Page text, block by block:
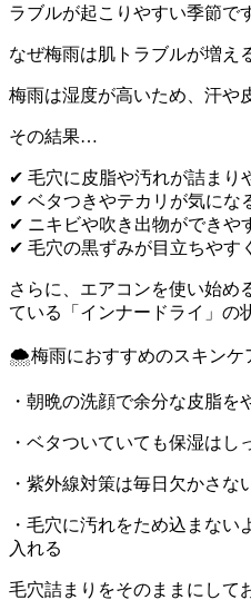
ラブルが起こりやすい季節で
なぜ梅雨は肌トラブルが増え
梅雨は湿度が高いため、汗や
その結果…
✔ 毛穴に皮脂や汚れが詰まり
✔ ベタつきやテカリが気にな
✔ ニキビや吹き出物ができや
✔ 毛穴の黒ずみが目立ちやす
さらに、エアコンを使い始め
ている「インナードライ」の
🌨梅雨におすすめのスキン
・朝晩の洗顔で余分な皮脂を
・ベタついていても保湿はし
・紫外線対策は毎日欠かさな
・毛穴に汚れをため込まない
入れる
毛穴詰まりをそのままにして